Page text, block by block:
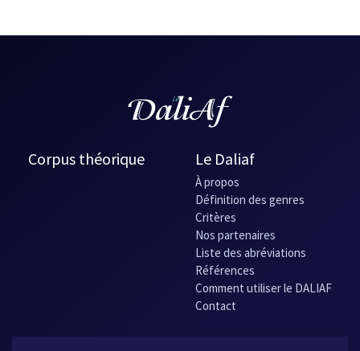
Corpus théorique Le Daliaf
À propos
Définition des genres
Critères
Nos partenaires
Liste des abréviations
Références
Comment utiliser le DALIAF
Contact